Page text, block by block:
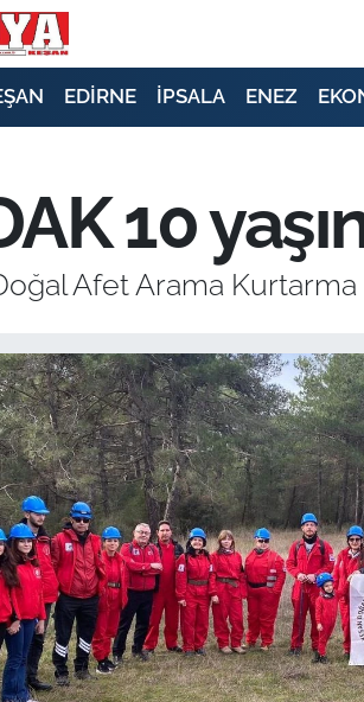
EDİRNE İPSALA ENEZ
10
Afet Arama Kurtarma